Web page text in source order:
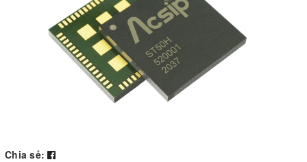
Chia sẻ: